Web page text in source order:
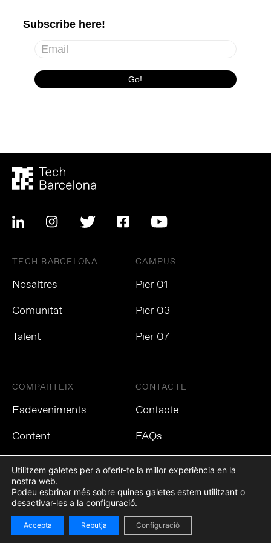
TECH BARCELONA
Nosaltres
Comunitat
Talent
CAMPUS
Pier 01
Pier 03
Pier 07
COMPARTEIX
Esdeveniments
Content
CONTACTE
Contacte
FAQs
Política de privacitat Política de cookies Avís Legal
©2021 Tech Barcelona. Tots els drets reservats.
Utilitzem galetes per a oferir-te la millor experiència en la
nostra web.
Podeu esbrinar més sobre quines galetes estem utilitzant o
desactivar-les a la configuració.
Accepta Rebutja Configuració